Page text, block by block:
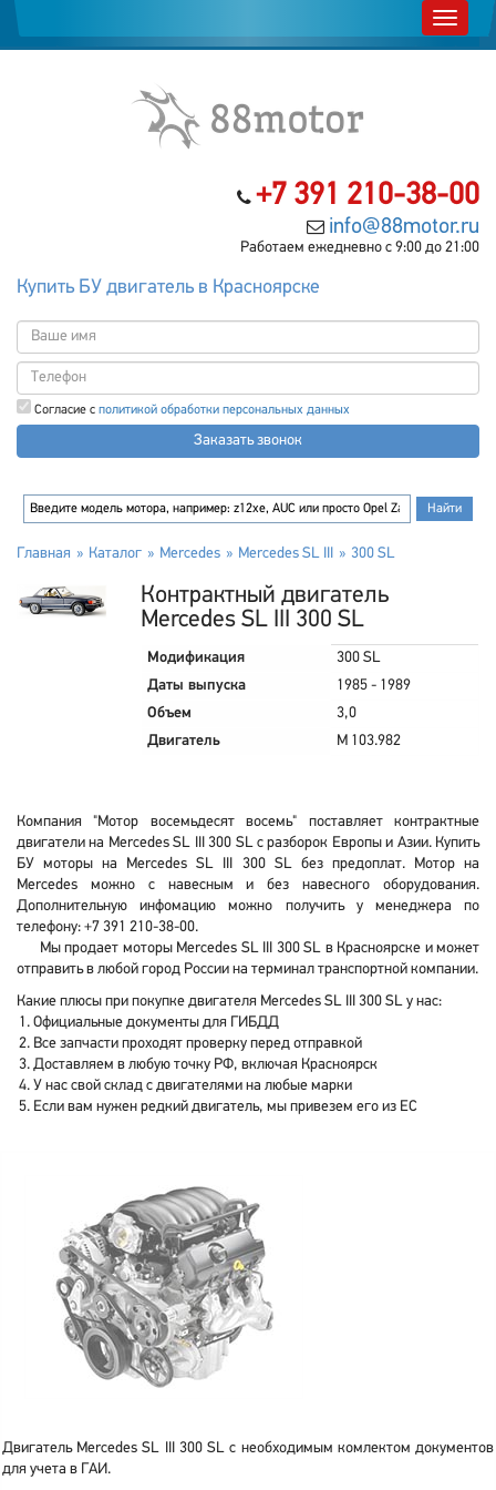
+7 391 210-38-00
info@88motor.ru
Работаем ежедневно с 9:00 до 21:00
Купить БУ двигатель в Красноярске
Согласие с политикой обработки персональных данных
Заказать звонок
Главная Каталог Mercedes Mercedes SL III 300 SL
Контрактный двигатель
Mercedes SL III 300 SL
Модификация
300 SL
Даты выпуска
1985 - 1989
Объем
3,0
Двигатель
M 103.982
Компания "Мотор восемьдесят восемь" поставляет контрактные
двигатели на Mercedes SL III 300 SL с разборок Европы и Азии. Купить
БУ моторы на Mercedes SL III 300 SL без предоплат. Мотор на
Mercedes можно с навесным и без навесного оборудования.
Дополнительную инфомацию можно получить у менеджера по
телефону: +7 391 210-38-00.
Мы продает моторы Mercedes SL III 300 SL в Красноярске и может
отправить в любой город России на терминал транспортной компании.
Какие плюсы при покупке двигателя Mercedes SL III 300 SL у нас:
Официальные документы для ГИБДД
Все запчасти проходят проверку перед отправкой
Доставляем в любую точку РФ, включая Красноярск
У нас свой склад с двигателями на любые марки
Если вам нужен редкий двигатель, мы привезем его из ЕС
Двигатель Mercedes SL III 300 SL с необходимым комлектом документов
для учета в ГАИ.